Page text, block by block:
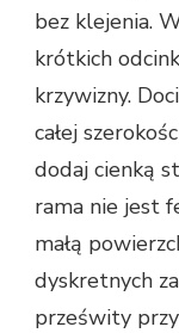
bez klejenia.
krótkich
krzywizny.
całej
dodaj cienką
rama nie jest
małą
dyskretnych
prześwity